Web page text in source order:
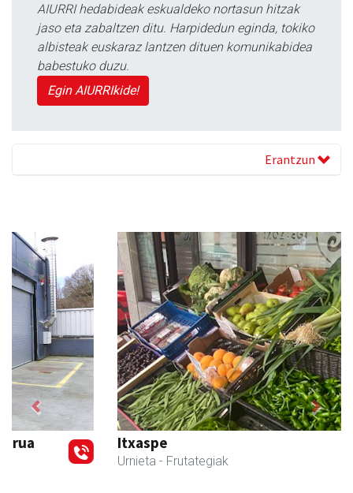
AIURRI hedabideak eskualdeko nortasun hitzak
jaso eta zabaltzen ditu. Harpidedun eginda, tokiko
albisteak euskaraz lantzen dituen komunikabidea
babestuko duzu.
Egin AIURRIkide!
Erantzun
Itxaspe
- Frutategiak
Previous Next